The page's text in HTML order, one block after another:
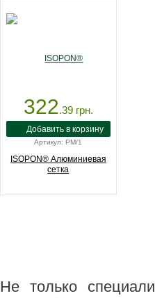
322.39грн.
Артикул: PM/1
ISOPON® Алюминиевая
сетка
Не только